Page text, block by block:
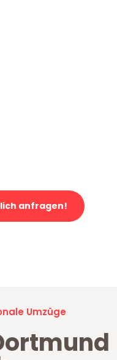
anfragen!
Umzüge